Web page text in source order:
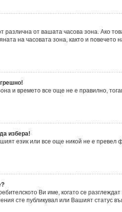
от вашата часова зона. Ако
на часовата зона, както и
и времето все още не е правилно,
избера!
език или все още никой не е
Ви име, когато се
сте публикувал или Вашият статус